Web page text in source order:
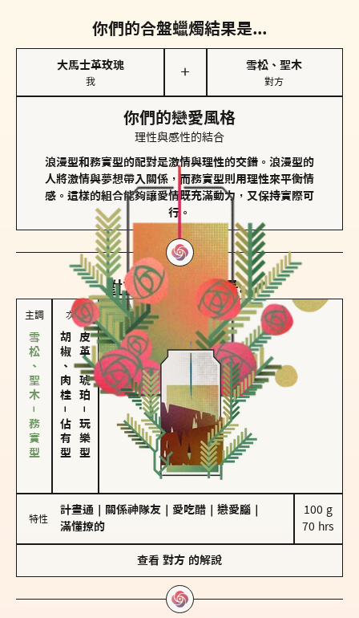
你們的合盤蠟燭結果是...
大馬士革玫瑰
我
＋
雪松、聖木
對方
你們的戀愛風格
理性與感性的結合
浪漫型和務實型的配對是激情與理性的交錯。浪漫型的
人將激情與夢想帶入關係，而務實型則用理性來平衡情
感。這樣的組合能夠讓愛情既充滿動力，又保持實際可
行。
對方的主調蠟燭是...
主調
雪松、聖木－務實型
次調
胡椒、肉桂
－
佔有型
皮革、琥珀
－
玩樂型
特性
計畫通 關係神隊友 愛吃醋 戀愛腦
滿懂撩的
100 g
70 hrs
查看 對方 的解說